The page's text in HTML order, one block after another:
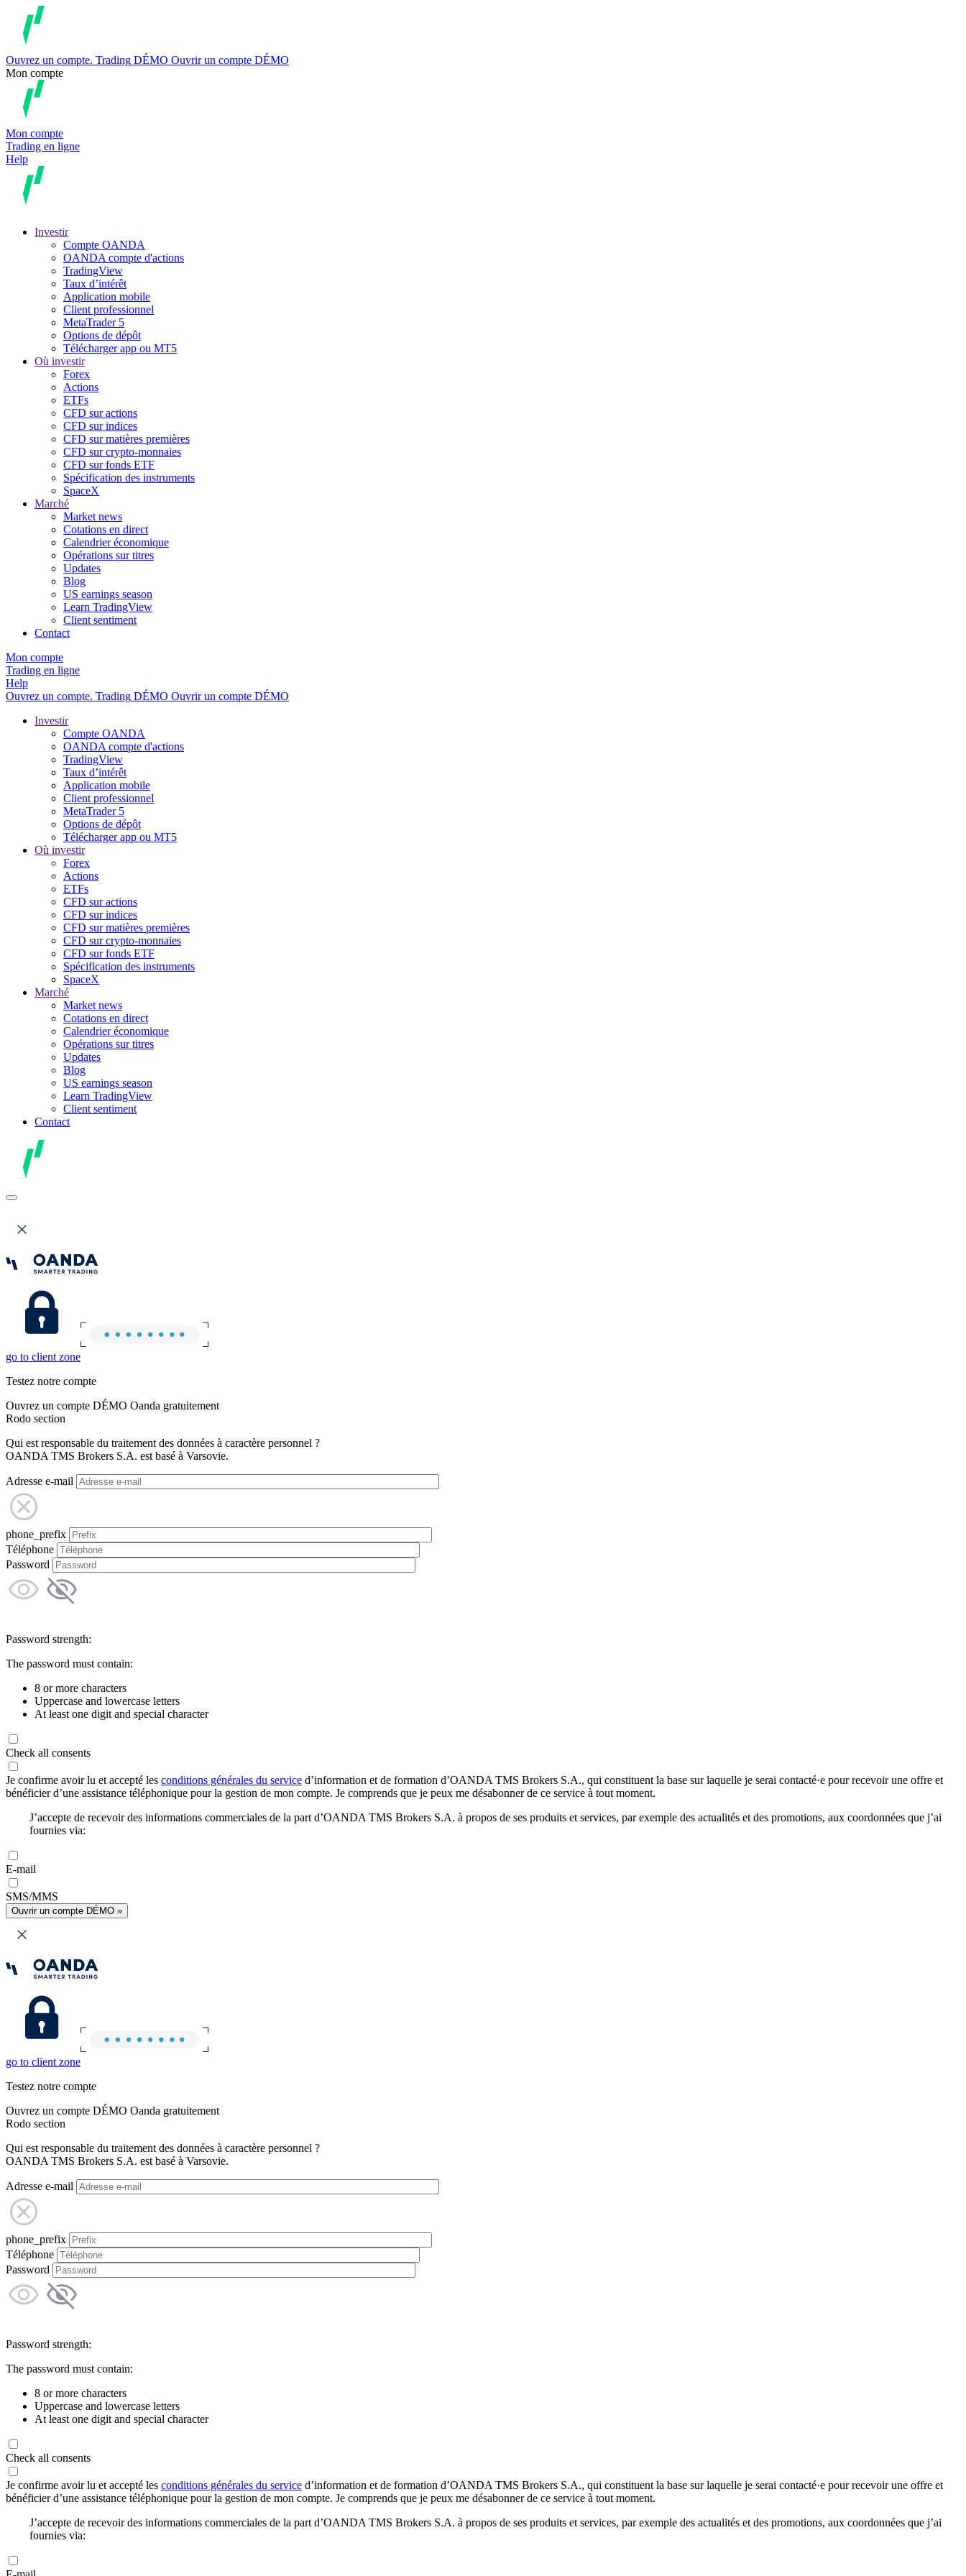
Ouvrez un compte. Trading DÉMO Ouvrir un compte DÉMO
Mon compte
Mon compte
Trading en ligne
Help
Investir
Compte OANDA
OANDA compte d'actions
TradingView
Taux d’intérêt
Application mobile
Client professionnel
MetaTrader 5
Options de dépôt
Télécharger app ou MT5
Où investir
Forex
Actions
ETFs
CFD sur actions
CFD sur indices
CFD sur matières premières
CFD sur crypto-monnaies
CFD sur fonds ETF
Spécification des instruments
SpaceX
Marché
Market news
Cotations en direct
Calendrier économique
Opérations sur titres
Updates
Blog
US earnings season
Learn TradingView
Client sentiment
Contact
Mon compte
Trading en ligne
Help
Ouvrez un compte. Trading DÉMO Ouvrir un compte DÉMO
Investir
Compte OANDA
OANDA compte d'actions
TradingView
Taux d’intérêt
Application mobile
Client professionnel
MetaTrader 5
Options de dépôt
Télécharger app ou MT5
Où investir
Forex
Actions
ETFs
CFD sur actions
CFD sur indices
CFD sur matières premières
CFD sur crypto-monnaies
CFD sur fonds ETF
Spécification des instruments
SpaceX
Marché
Market news
Cotations en direct
Calendrier économique
Opérations sur titres
Updates
Blog
US earnings season
Learn TradingView
Client sentiment
Contact
go to client zone
Testez notre compte
Ouvrez un compte DÉMO Oanda gratuitement
Rodo section
Qui est responsable du traitement des données à caractère personnel ?
OANDA TMS Brokers S.A. est basé à Varsovie.
Adresse e-mail
phone_prefix
Téléphone
Password
Password strength:
The password must contain:
8 or more characters
Uppercase and lowercase letters
At least one digit and special character
Check all consents
Je confirme avoir lu et accepté les conditions générales du service d’information et de formation d’OANDA TMS Brokers S.A., qui constituent la base sur laquelle je serai contacté·e pour recevoir une offre et
bénéficier d’une assistance téléphonique pour la gestion de mon compte. Je comprends que je peux me désabonner de ce service à tout moment.
J’accepte de recevoir des informations commerciales de la part d’OANDA TMS Brokers S.A. à propos de ses produits et services, par exemple des actualités et des promotions, aux coordonnées que j’ai
fournies via:
E-mail
SMS/MMS
Ouvrir un compte DÉMO »
go to client zone
Testez notre compte
Ouvrez un compte DÉMO Oanda gratuitement
Rodo section
Qui est responsable du traitement des données à caractère personnel ?
OANDA TMS Brokers S.A. est basé à Varsovie.
Adresse e-mail
phone_prefix
Téléphone
Password
Password strength:
The password must contain:
8 or more characters
Uppercase and lowercase letters
At least one digit and special character
Check all consents
Je confirme avoir lu et accepté les conditions générales du service d’information et de formation d’OANDA TMS Brokers S.A., qui constituent la base sur laquelle je serai contacté·e pour recevoir une offre et
bénéficier d’une assistance téléphonique pour la gestion de mon compte. Je comprends que je peux me désabonner de ce service à tout moment.
J’accepte de recevoir des informations commerciales de la part d’OANDA TMS Brokers S.A. à propos de ses produits et services, par exemple des actualités et des promotions, aux coordonnées que j’ai
fournies via: